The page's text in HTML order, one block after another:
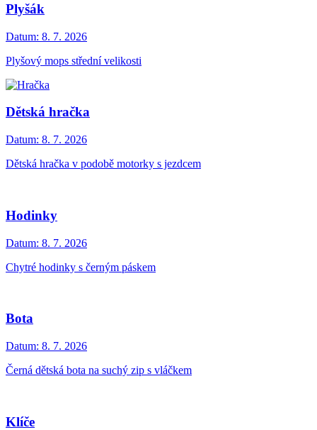
Plyšák
Datum: 8. 7. 2026
Plyšový mops střední velikosti
Dětská hračka
Datum: 8. 7. 2026
Dětská hračka v podobě motorky s jezdcem
Hodinky
Datum: 8. 7. 2026
Chytré hodinky s černým páskem
Bota
Datum: 8. 7. 2026
Černá dětská bota na suchý zip s vláčkem
Klíče